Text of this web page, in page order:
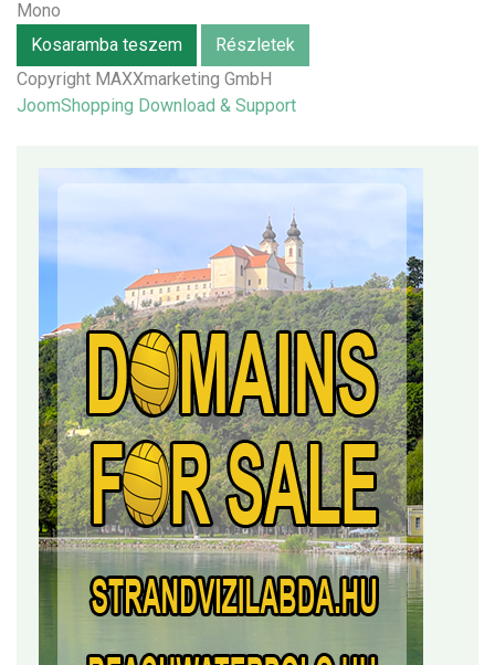
Mono
Kosaramba teszem
Részletek
Copyright MAXXmarketing GmbH
JoomShopping Download & Support